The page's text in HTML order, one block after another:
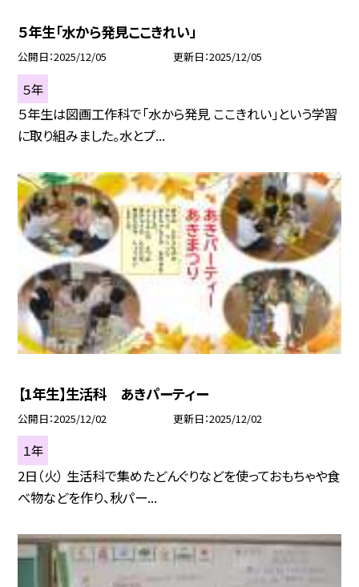
５年生「水から発見ここきれい」
公開日 2025/12/05 更新日 2025/12/05
５年
５年生は図画工作科で「水から発見 ここきれい」という学習
に取り組みました。水とプ...
【1年生】生活科 あきパーティー
公開日 2025/12/02 更新日 2025/12/02
１年
2日（火） 生活科で集めたどんぐりなどを使っておもちゃや食
べ物などを作り、秋パー...